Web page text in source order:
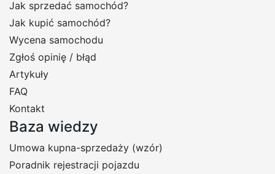
Jak sprzedać samochód?
Jak kupić samochód?
Wycena samochodu
Zgłoś opinię / błąd
Artykuły
FAQ
Kontakt
Baza wiedzy
Umowa kupna-sprzedaży (wzór)
Poradnik rejestracji pojazdu